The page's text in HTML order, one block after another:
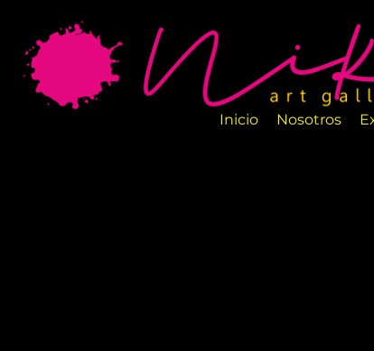
Inicio Nosotros